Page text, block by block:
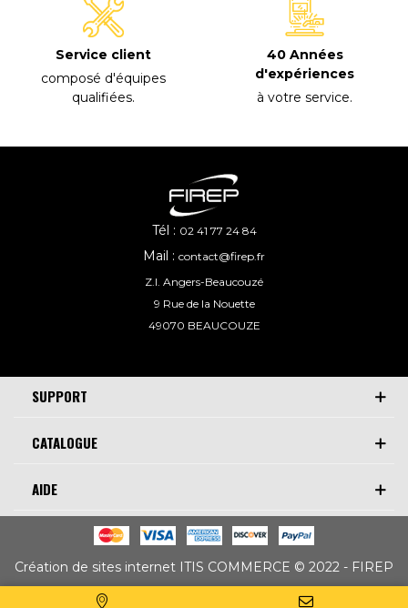
Service client
composé d'équipes
qualifiées.
40 Années
d'expériences
à votre service.
AIDE
CATALOGUE
SUPPORT
Tél : 02 41 77 24 84
Mail : contact@firep.fr
Z.I. Angers-Beaucouzé
9 Rue de la Nouette
49070 BEAUCOUZE
Création de sites internet ITIS COMMERCE © 2022 - FIREP